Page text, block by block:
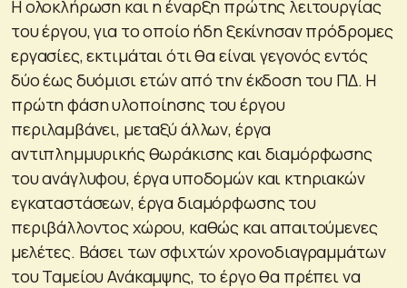
Η ολοκλήρωση και η έναρξη πρώτης λειτουργίας
του έργου, για το οποίο ήδη ξεκίνησαν πρόδρομες
εργασίες, εκτιμάται ότι θα είναι γεγονός εντός
δύο έως δυόμισι ετών από την έκδοση του ΠΔ. Η
πρώτη φάση υλοποίησης του έργου
περιλαμβάνει, μεταξύ άλλων, έργα
αντιπλημμυρικής θωράκισης και διαμόρφωσης
του ανάγλυφου, έργα υποδομών και κτηριακών
εγκαταστάσεων, έργα διαμόρφωσης του
περιβάλλοντος χώρου, καθώς και απαιτούμενες
μελέτες. Βάσει των σφιχτών χρονοδιαγραμμάτων
του Ταμείου Ανάκαμψης, το έργο θα πρέπει να